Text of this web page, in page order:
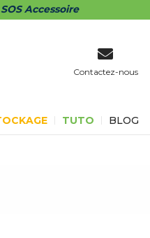
SOS Accessoire
Contactez-nous
TUTO BLOG